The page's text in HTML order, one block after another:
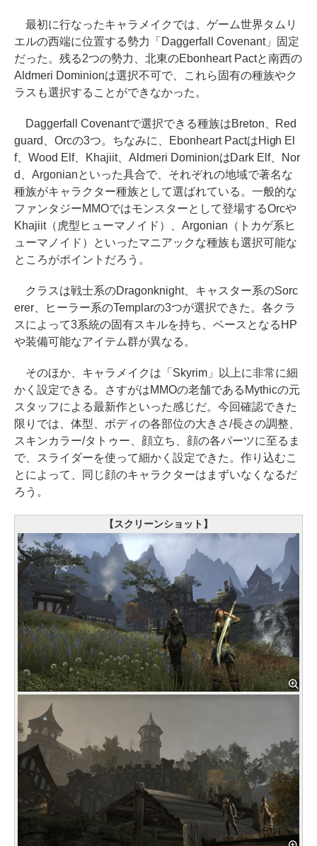
最初に行なったキャラメイクでは、ゲーム世界タムリ
エルの西端に位置する勢力「Daggerfall Covenant」固定
だった。残る2つの勢力、北東のEbonheart Pactと南西の
Aldmeri Dominionは選択不可で、これら固有の種族やク
ラスも選択することができなかった。
Daggerfall Covenantで選択できる種族はBreton、Red
guard、Orcの3つ。ちなみに、Ebonheart PactはHigh El
f、Wood Elf、Khajiit、Aldmeri DominionはDark Elf、Nor
d、Argonianといった具合で、それぞれの地域で著名な
種族がキャラクター種族として選ばれている。一般的な
ファンタジーMMOではモンスターとして登場するOrcや
Khajiit（虎型ヒューマノイド）、Argonian（トカゲ系ヒ
ューマノイド）といったマニアックな種族も選択可能な
ところがポイントだろう。
クラスは戦士系のDragonknight、キャスター系のSorc
erer、ヒーラー系のTemplarの3つが選択できた。各クラ
スによって3系統の固有スキルを持ち、ベースとなるHP
や装備可能なアイテム群が異なる。
そのほか、キャラメイクは「Skyrim」以上に非常に細
かく設定できる。さすがはMMOの老舗であるMythicの元
スタッフによる最新作といった感じだ。今回確認できた
限りでは、体型、ボディの各部位の大きさ/長さの調整、
スキンカラー/タトゥー、顔立ち、顔の各パーツに至るま
で、スライダーを使って細かく設定できた。作り込むこ
とによって、同じ顔のキャラクターはまずいなくなるだ
ろう。
【スクリーンショット】